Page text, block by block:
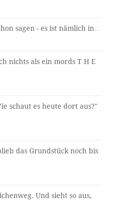
sagen - es ist nämlich in…
nichts als ein mords T H E
schaut es heute dort aus?"
das Grundstück noch bis
Und sieht so aus,